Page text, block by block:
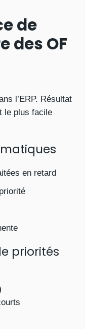
de
des OF
l’ERP. Résultat
le plus facile
en retard
priorités